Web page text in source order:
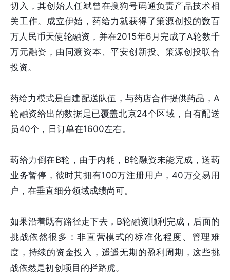
切入，其创始人任斌曾在搜狗号码通负责产品技术相
关工作。成立伊始，药给力就获得了策源创投的数百
万人民币天使轮融资，并在2015年6月完成了A轮数千
万元融资，由同渡资本、平安创新投、策源创投联合
投资。
药给力模式是自建配送队伍，与药店合作提供药品，A
轮融资给出的数据是已覆盖北京24个区域，自有配送
员40个，日订单在1600左右。
药给力倒在B轮，由于内耗，B轮融资未能完成，送药
业务暂停，彼时其拥有100万注册用户，40万交易用
户，在垂直细分领域成绩尚可。
如果沿着既有路径走下去，B轮融资顺利完成，后面的
挑战依然很多：非直营模式的标准化程度、管理难
度，持续的资金投入，遥遥无期的盈利周期，这些挑
战依然是初创项目的拦路虎。